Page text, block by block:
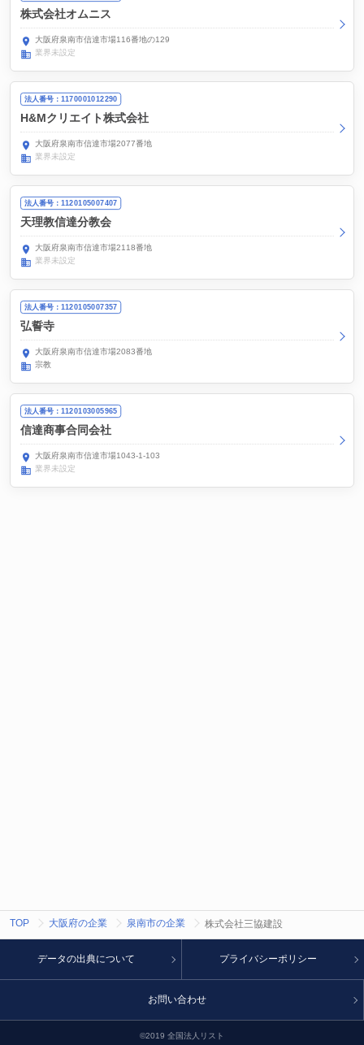
株式会社オムニス
大阪府泉南市信達市場116番地の129
業界未設定
法人番号：1170001012290
H&Mクリエイト株式会社
大阪府泉南市信達市場2077番地
業界未設定
法人番号：1120105007407
天理教信達分教会
大阪府泉南市信達市場2118番地
業界未設定
法人番号：1120105007357
弘誓寺
大阪府泉南市信達市場2083番地
宗教
法人番号：1120103005965
信達商事合同会社
大阪府泉南市信達市場1043-1-103
業界未設定
TOP 大阪府の企業 泉南市の企業 株式会社三協建設
©2019 全国法人リスト
データの出典について プライバシーポリシー
お問い合わせ